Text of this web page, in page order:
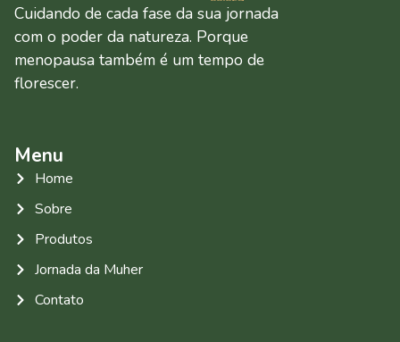
Cuidando de cada fase da sua jornada
com o poder da natureza. Porque
menopausa também é um tempo de
florescer.
Menu
Home
Sobre
Produtos
Jornada da Muher
Contato